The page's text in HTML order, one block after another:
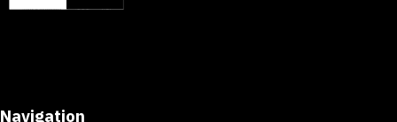
Navigation